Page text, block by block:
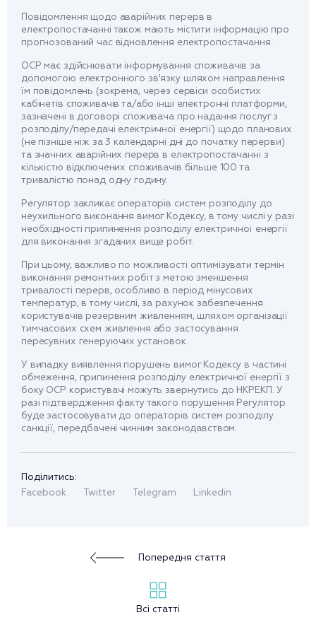
Повідомлення щодо аварійних перерв в
електропостачанні також мають містити інформацію про
прогнозований час відновлення електропостачання.
ОСР має здійснювати інформування споживачів за
допомогою електронного зв'язку шляхом направлення
їм повідомлень (зокрема, через сервіси особистих
кабінетів споживачів та/або інші електронні платформи,
зазначені в договорі споживача про надання послуг з
розподілу/передачі електричної енергії) щодо планових
(не пізніше ніж за 3 календарні дні до початку перерви)
та значних аварійних перерв в електропостачанні з
кількістю відключених споживачів більше 100 та
тривалістю понад одну годину.
Регулятор закликає операторів систем розподілу до
неухильного виконання вимог Кодексу, в тому числі у разі
необхідності припинення розподілу електричної енергії
для виконання згаданих вище робіт.
При цьому, важливо по можливості оптимізувати термін
виконання ремонтних робіт з метою зменшення
тривалості перерв, особливо в період мінусових
температур, в тому числі, за рахунок забезпечення
користувачів резервним живленням, шляхом організації
тимчасових схем живлення або застосування
пересувних генеруючих установок.
У випадку виявлення порушень вимог Кодексу в частині
обмеження, припинення розподілу електричної енергії з
боку ОСР користувачі можуть звернутись до НКРЕКП. У
разі підтвердження факту такого порушення Регулятор
буде застосовувати до операторів систем розподілу
санкції, передбачені чинним законодавством.
Поділитись:
Facebook
Twitter Telegram Linkedin
Попередня стаття
Всі статті